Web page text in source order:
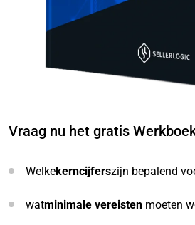
Vraag nu het gratis
Welkekerncijferszijn bepalend
watminimale vereisten moeten